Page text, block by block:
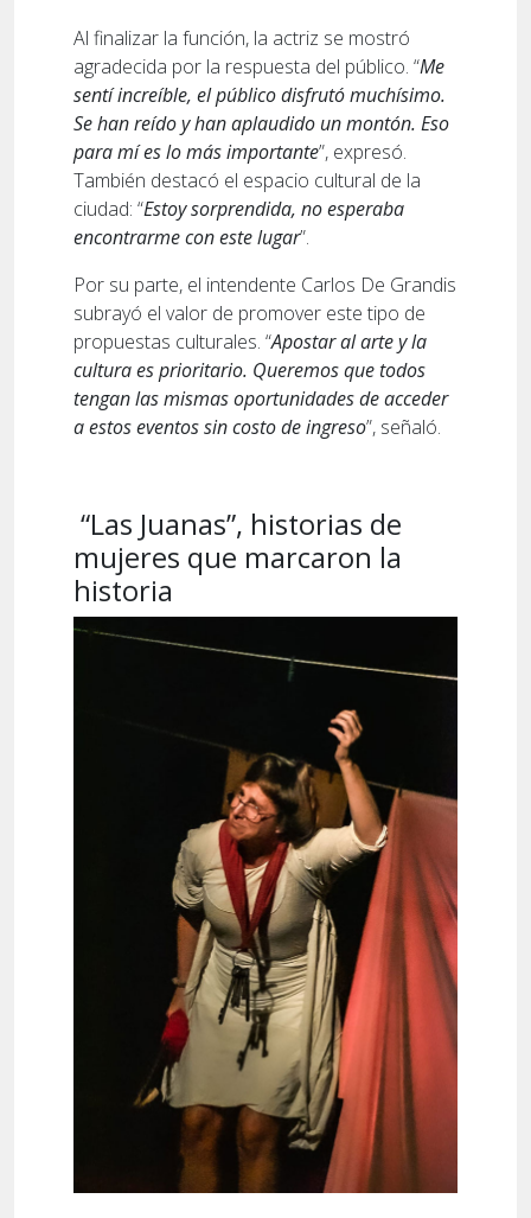
Al finalizar la función, la actriz se mostró
agradecida por la respuesta del público. “Me
sentí increíble, el público disfrutó muchísimo.
Se han reído y han aplaudido un montón. Eso
para mí es lo más importante”, expresó.
También destacó el espacio cultural de la
ciudad: “Estoy sorprendida, no esperaba
encontrarme con este lugar”.
Por su parte, el intendente Carlos De Grandis
subrayó el valor de promover este tipo de
propuestas culturales. “Apostar al arte y la
cultura es prioritario. Queremos que todos
tengan las mismas oportunidades de acceder
a estos eventos sin costo de ingreso”, señaló.
“Las Juanas”, historias de
mujeres que marcaron la
historia